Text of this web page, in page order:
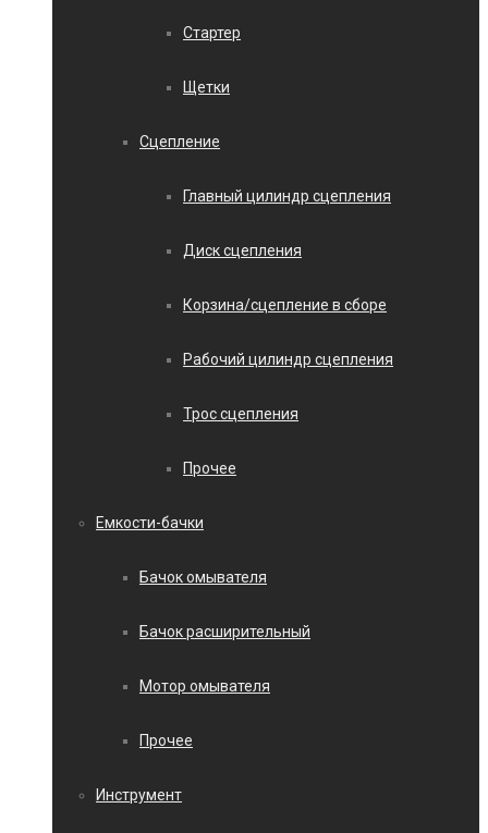
Стартер
Щетки
Сцепление
Главный цилиндр сцепления
Диск сцепления
Корзина/сцепление в сборе
Рабочий цилиндр сцепления
Трос сцепления
Прочее
Емкости-бачки
Бачок омывателя
Бачок расширительный
Мотор омывателя
Прочее
Инструмент